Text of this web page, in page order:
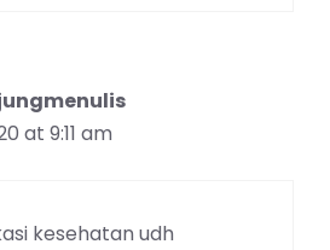
at 9:11 am
kesehatan udh